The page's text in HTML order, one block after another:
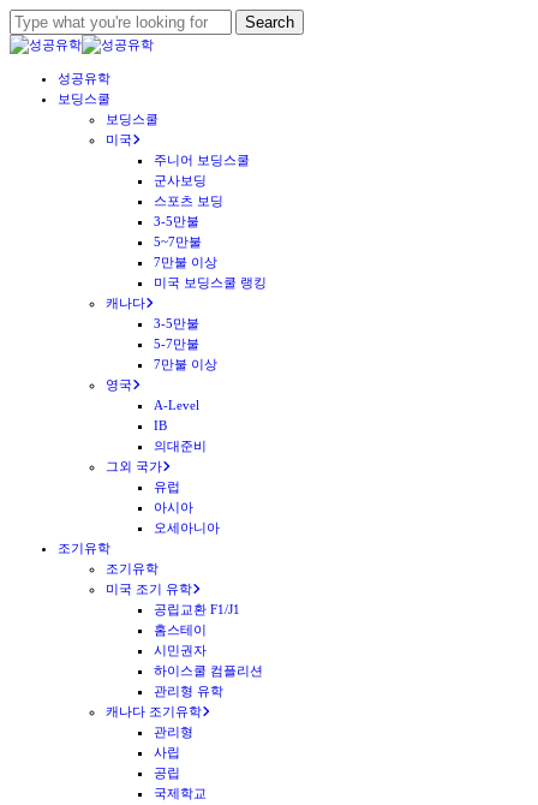
Skip
to
main
content
Search
Close
성공유학
보딩스쿨
보딩스쿨
미국
주니어 보딩스쿨
군사보딩
스포츠 보딩
3-5만불
5~7만불
7만불 이상
미국 보딩스쿨 랭킹
캐나다
3-5만불
5-7만불
7만불 이상
영국
A-Level
IB
의대준비
그외 국가
유럽
아시아
오세아니아
조기유학
조기유학
미국 조기 유학
공립교환 F1/J1
홈스테이
시민권자
하이스쿨 컴플리션
관리형 유학
캐나다 조기유학
관리형
사립
공립
국제학교